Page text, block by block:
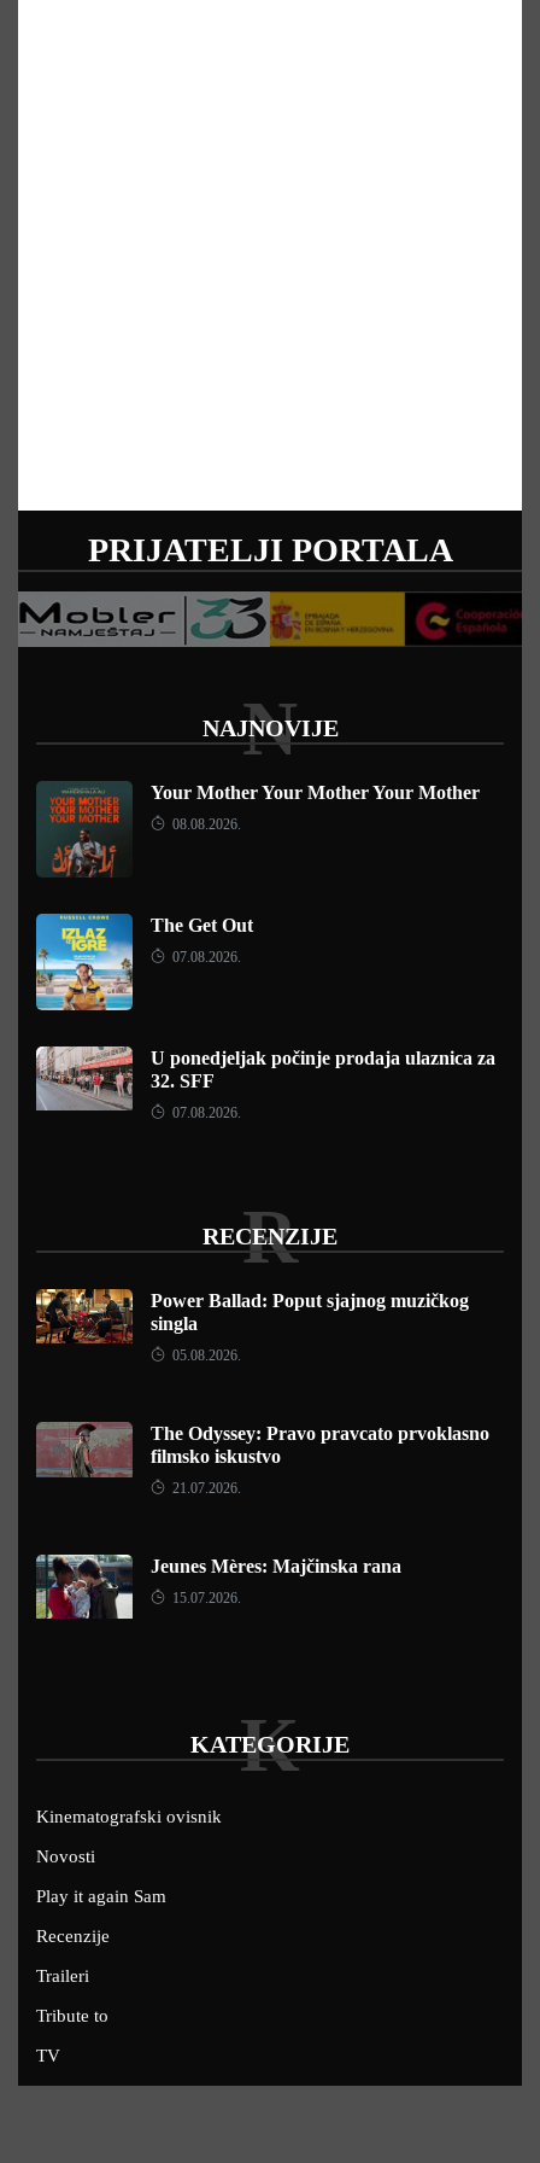
PRIJATELJI PORTALA
NAJNOVIJE
N
Your Mother Your Mother Your Mother
08.08.2026.
The Get Out
07.08.2026.
U ponedjeljak počinje prodaja ulaznica za
32. SFF
07.08.2026.
RECENZIJE
R
Power Ballad: Poput sjajnog muzičkog
singla
05.08.2026.
The Odyssey: Pravo pravcato prvoklasno
filmsko iskustvo
21.07.2026.
Jeunes Mères: Majčinska rana
15.07.2026.
KATEGORIJE
K
Kinematografski ovisnik
Novosti
Play it again Sam
Recenzije
Traileri
Tribute to
TV